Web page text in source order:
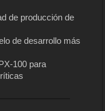
de producción de
de desarrollo más
100 para